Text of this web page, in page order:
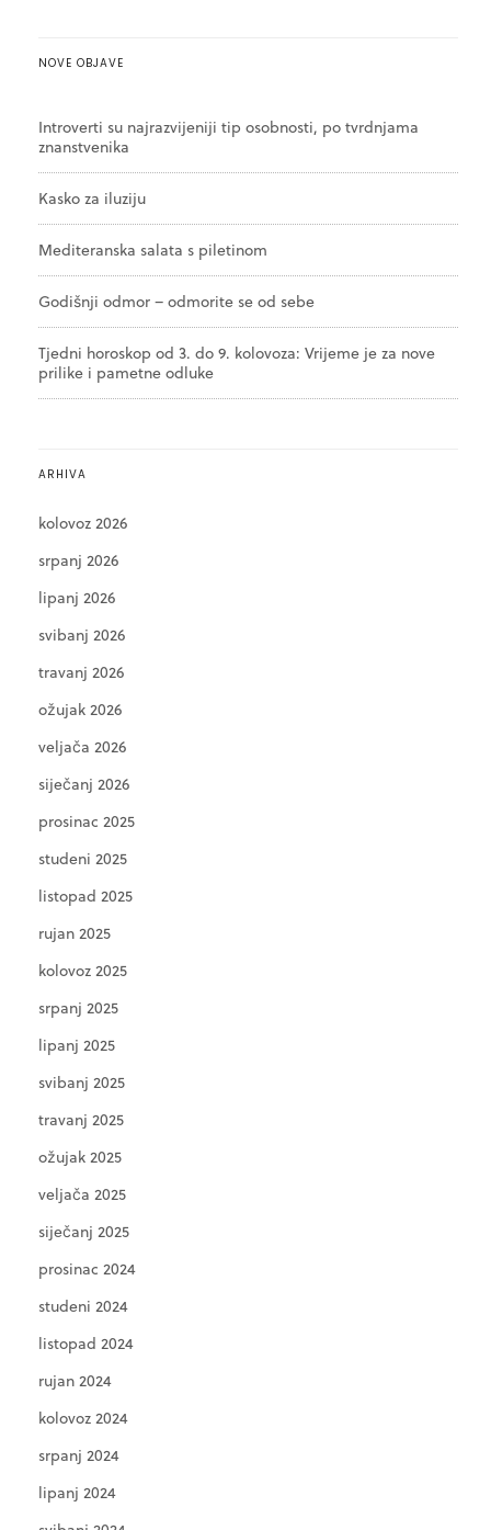
NOVE OBJAVE
Introverti su najrazvijeniji tip osobnosti, po tvrdnjama
znanstvenika
Kasko za iluziju
Mediteranska salata s piletinom
Godišnji odmor – odmorite se od sebe
Tjedni horoskop od 3. do 9. kolovoza: Vrijeme je za nove
prilike i pametne odluke
ARHIVA
kolovoz 2026
srpanj 2026
lipanj 2026
svibanj 2026
travanj 2026
ožujak 2026
veljača 2026
siječanj 2026
prosinac 2025
studeni 2025
listopad 2025
rujan 2025
kolovoz 2025
srpanj 2025
lipanj 2025
svibanj 2025
travanj 2025
ožujak 2025
veljača 2025
siječanj 2025
prosinac 2024
studeni 2024
listopad 2024
rujan 2024
kolovoz 2024
srpanj 2024
lipanj 2024